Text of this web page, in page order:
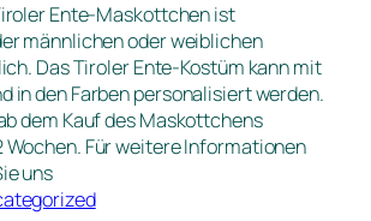
Ente-Maskottchen ist
männlichen oder weiblichen
Das Tiroler Ente-Kostüm kann mit
in den Farben personalisiert werden.
dem Kauf des Maskottchens
Für weitere Informationen
uns